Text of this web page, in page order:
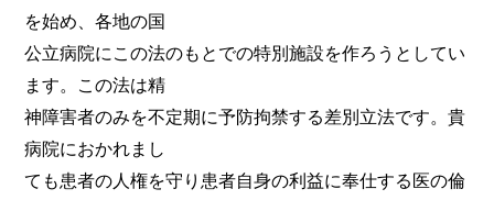
を始め、各地の国
公立病院にこの法のもとでの特別施設を作ろうとしてい
ます。この法は精
神障害者のみを不定期に予防拘禁する差別立法です。貴
病院におかれまし
ても患者の人権を守り患者自身の利益に奉仕する医の倫